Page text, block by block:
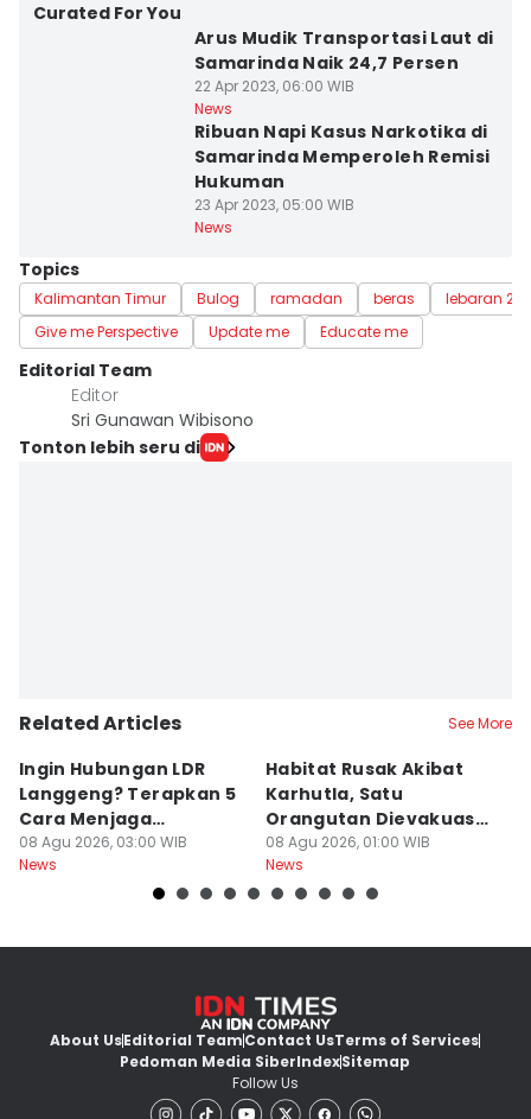
Curated For You
Arus Mudik Transportasi Laut di
Samarinda Naik 24,7 Persen
22 Apr 2023, 06:00 WIB
News
Ribuan Napi Kasus Narkotika di
Samarinda Memperoleh Remisi
Hukuman
23 Apr 2023, 05:00 WIB
News
Topics
Kalimantan Timur Bulog ramadan beras
lebaran
Give me Perspective
Update me Educate me
Editorial Team
Editor
Sri Gunawan Wibisono
Tonton lebih seru di
Related Articles See More
Ingin Hubungan LDR
Langgeng? Terapkan 5
Cara Menjaga
Kesetiaan Ini
08 Agu 2026, 03:00 WIB
News
Habitat Rusak Akibat
Karhutla, Satu
Orangutan Dievakuasi
di Ketapang
08 Agu 2026, 01:00 WIB
News
About UsEditorial TeamContact UsTerms of Services
Pedoman Media SiberIndexSitemap
Follow Us